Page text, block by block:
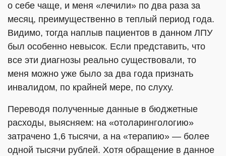
о себе чаще, и меня «лечили» по два раза за
месяц, преимущественно в теплый период года.
Видимо, тогда наплыв пациентов в данном ЛПУ
был особенно невысок. Если представить, что
все эти диагнозы реально существовали, то
меня можно уже было за два года признать
инвалидом, по крайней мере, по слуху.
Переводя полученные данные в бюджетные
расходы, выясняем: на «отоларингологию»
затрачено 1,6 тысячи, а на «терапию» — более
одной тысячи рублей. Хотя обращение в данное